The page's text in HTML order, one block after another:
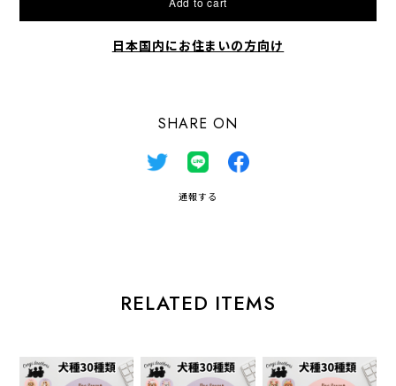
日本国内にお住まいの方向け
SHARE ON
通報する
RELATED ITEMS